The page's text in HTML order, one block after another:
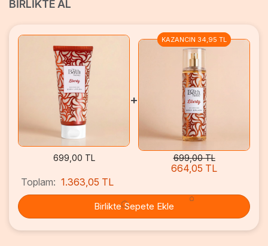
BIRLIKTE AL
699,00 TL
+
KAZANCIN 34,95 TL
699,00 TL
664,05 TL
Toplam: 1.363,05 TL
Birlikte Sepete Ekle